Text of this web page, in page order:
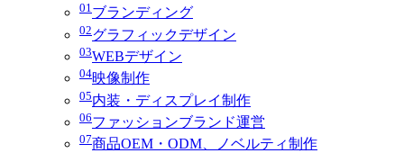
01ブランディング
02グラフィックデザイン
03WEBデザイン
04映像制作
05内装・ディスプレイ制作
06ファッションブランド運営
07商品OEM・ODM、ノベルティ制作